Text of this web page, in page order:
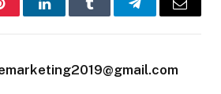
LinkedInTumblr TelegramEmail